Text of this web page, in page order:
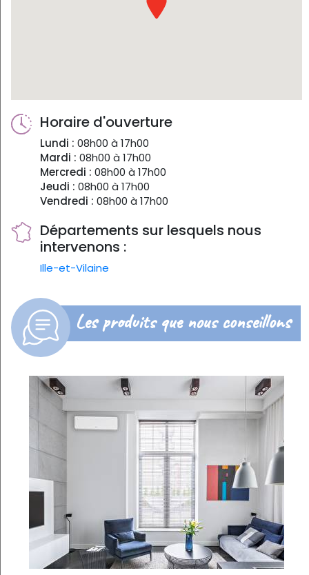
Horaire d'ouverture
Lundi : 08h00 à 17h00
Mardi : 08h00 à 17h00
Mercredi : 08h00 à 17h00
Jeudi : 08h00 à 17h00
Vendredi : 08h00 à 17h00
Départements sur lesquels nous
intervenons :
Ille-et-Vilaine
Les produits que nous conseillons